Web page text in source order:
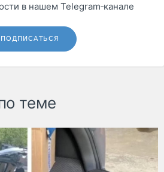
в нашем Telegram‑канале
ПОДПИСАТЬСЯ
теме